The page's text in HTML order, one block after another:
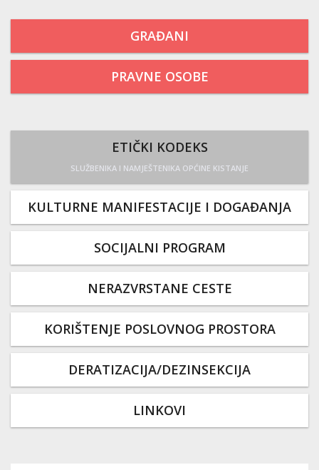
GRAĐANI
PRAVNE OSOBE
ETIČKI KODEKS
SLUŽBENIKA I NAMJEŠTENIKA OPĆINE KISTANJE
KULTURNE MANIFESTACIJE I DOGAĐANJA
SOCIJALNI PROGRAM
NERAZVRSTANE CESTE
KORIŠTENJE POSLOVNOG PROSTORA
DERATIZACIJA/DEZINSEKCIJA
LINKOVI